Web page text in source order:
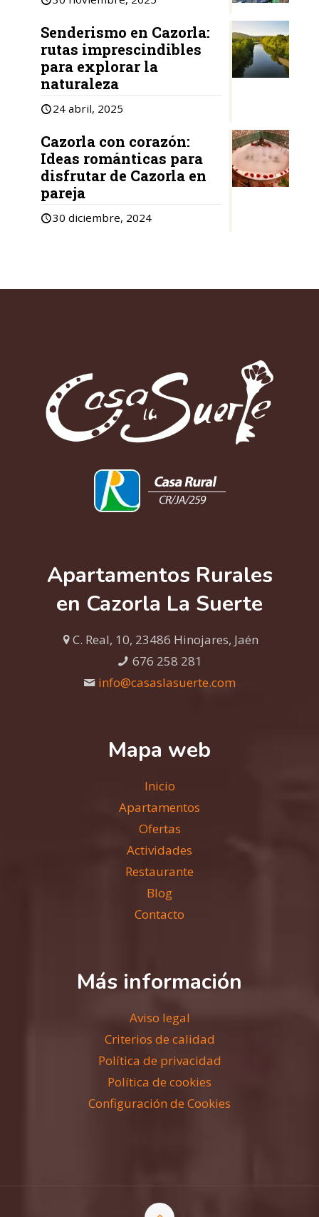
Senderismo en Cazorla:
rutas imprescindibles
para explorar la
naturaleza
24 abril, 2025
Cazorla con corazón:
Ideas románticas para
disfrutar de Cazorla en
pareja
30 diciembre, 2024
Apartamentos Rurales
en Cazorla La Suerte
C. Real, 10, 23486 Hinojares, Jaén
676 258 281
info@casaslasuerte.com
Mapa web
Inicio
Apartamentos
Ofertas
Actividades
Restaurante
Blog
Contacto
Más información
Aviso legal
Criterios de calidad
Política de privacidad
Política de cookies
Configuración de Cookies